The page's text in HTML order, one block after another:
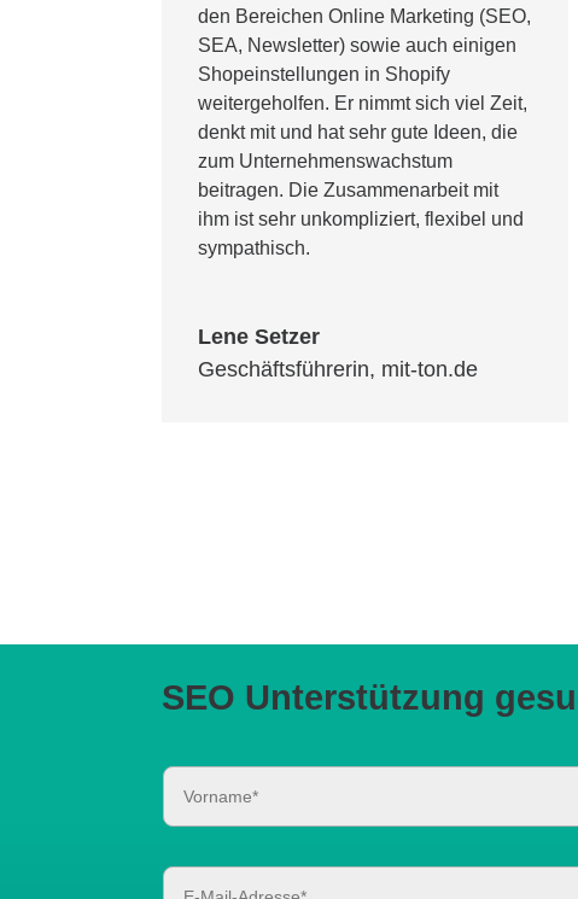
den Bereichen Online Marketing (SEO,
SEA, Newsletter) sowie auch einigen
Shopeinstellungen in Shopify
weitergeholfen. Er nimmt sich viel Zeit,
denkt mit und hat sehr gute Ideen, die
zum Unternehmenswachstum
beitragen. Die Zusammenarbeit mit
ihm ist sehr unkompliziert, flexibel und
sympathisch.
Lene Setzer
Geschäftsführerin, mit-ton.de
SEO Unterstützung